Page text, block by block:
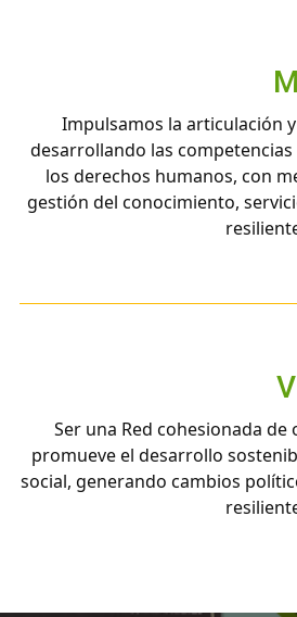
Impulsamos la articulación
desarrollando las competencias
los derechos humanos, con
gestión del conocimiento,
Ser una Red cohesionada
promueve el desarrollo
social, generando cambios